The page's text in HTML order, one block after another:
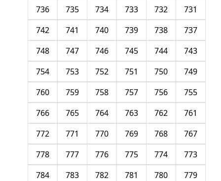
731
732
733
734
735
736
737
738
739
740
741
742
743
744
745
746
747
748
749
750
751
752
753
754
755
756
757
758
759
760
761
762
763
764
765
766
767
768
769
770
771
772
773
774
775
776
777
778
779
780
781
782
783
784